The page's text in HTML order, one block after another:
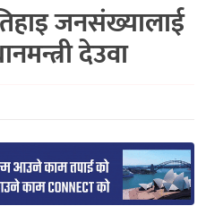
जनसंख्यालाई
देउवा